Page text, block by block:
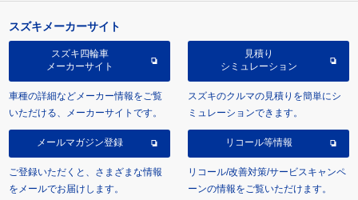
スズキメーカーサイト
スズキ四輪車
メーカーサイト
車種の詳細などメーカー情報をご覧
いただける、メーカーサイトです。
見積り
シミュレーション
スズキのクルマの見積りを簡単にシ
ミュレーションできます。
メールマガジン登録
ご登録いただくと、さまざまな情報
をメールでお届けします。
リコール等情報
リコール/改善対策/サービスキャンペ
ーンの情報をご覧いただけます。